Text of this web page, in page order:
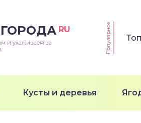
RU
и ухаживаем за
Популярное
Кусты и деревья